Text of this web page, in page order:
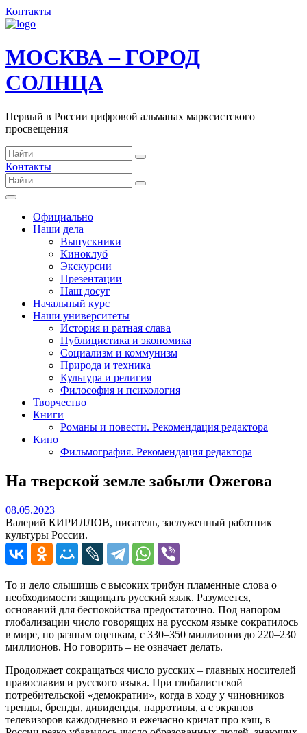
Контакты
МОСКВА – ГОРОД
СОЛНЦА
Первый в России цифровой альманах марксистского
просвещения
Контакты
Официально
Наши дела
Выпускники
Киноклуб
Экскурсии
Презентации
Наш досуг
Начальный курс
Наши университеты
История и ратная слава
Публицистика и экономика
Социализм и коммунизм
Природа и техника
Культура и религия
Философия и психология
Творчество
Книги
Романы и повести. Рекомендация редактора
Кино
Фильмография. Рекомендация редактора
На тверской земле забыли Ожегова
08.05.202308.05.2023
Валерий КИРИЛЛОВ, писатель, заслуженный работник
культуры России.
То и дело слышишь с высоких трибун пламенные слова о
необходимости защищать русский язык. Разумеется,
оснований для беспокойства предостаточно. Под напором
глобализации число говорящих на русском языке сократилось
в мире, по разным оценкам, с 330–350 миллионов до 220–230
миллионов. Но говорить – не означает делать.
Продолжает сокращаться число русских – главных носителей
православия и русского языка. При глобалистской
потребительской «демократии», когда в ходу у чиновников
тренды, бренды, дивиденды, нарротивы, а с экранов
телевизоров каждодневно и ежечасно кричат про кэш, в